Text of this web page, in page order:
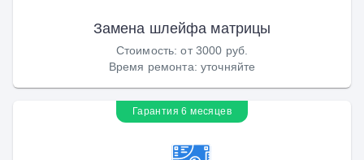
Замена шлейфа матрицы
Стоимость:от 3000 руб.
Время ремонта: уточняйте
Гарантия 6 месяцев